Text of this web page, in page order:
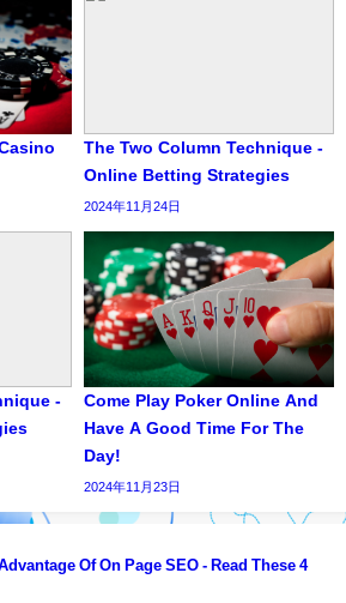
The Two Column Technique -
Online Betting Strategies
2024年11月24日
-
Come Play Poker Online And
Have A Good Time For The
Day!
2024年11月23日
Of On Page SEO - Read These 4